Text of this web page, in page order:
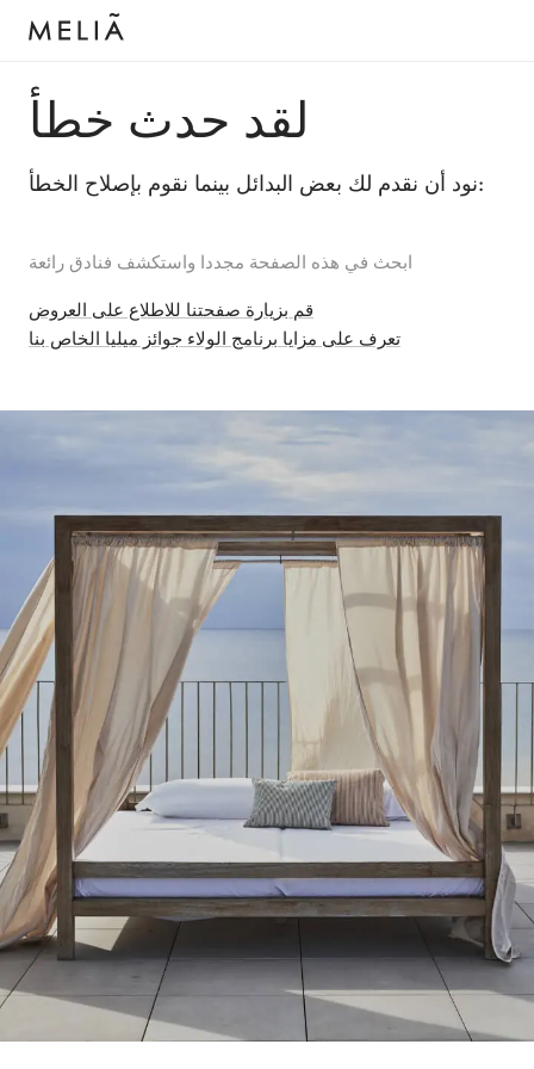
لقد حدث خطأ
نود أن نقدم لك بعض البدائل بينما نقوم بإصلاح الخطأ:
ابحث في هذه الصفحة مجددا واستكشف فنادق رائعة
قم بزيارة صفحتنا للاطلاع على العروض
تعرف على مزايا برنامج الولاء جوائز ميليا الخاص بنا